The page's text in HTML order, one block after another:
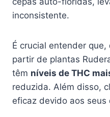
inconsistente.
É crucial entender
partir de plantas
têm níveis de THC
reduzida. Além disso,
eficaz devido aos